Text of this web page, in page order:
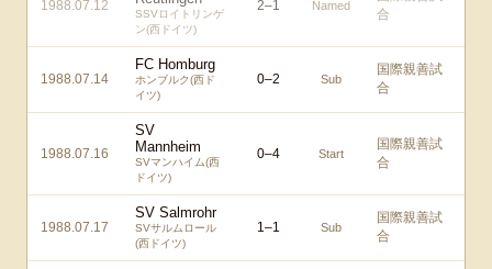
1988.07.12
SSVロイトリンゲ
ン(西ドイツ)
2–1 Named
合
1988.07.14
FC Homburg
ホンブルク(西ド
イツ)
0–2 Sub
国際親善試
合
1988.07.16
SV
Mannheim
SVマンハイム(西
ドイツ)
0–4 Start
国際親善試
合
1988.07.17
SV Salmrohr
SVサルムロール
(西ドイツ)
1–1 Sub
国際親善試
合